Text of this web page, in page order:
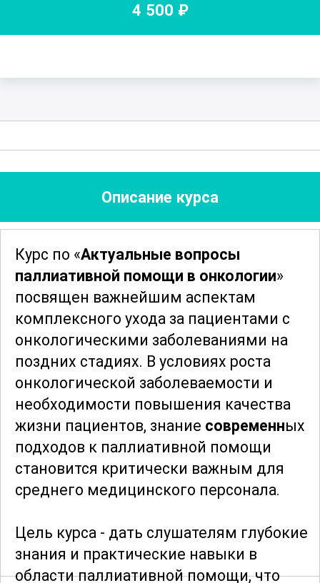
4 500 ₽
Описание курса
Курс по «Актуальные вопросы
паллиативной помощи в онкологии»
посвящен важнейшим аспектам
комплексного ухода за пациентами с
онкологическими заболеваниями на
поздних стадиях. В условиях роста
онкологической заболеваемости и
необходимости повышения качества
жизни пациентов, знание современных
подходов к паллиативной помощи
становится критически важным для
среднего медицинского персонала.
Цель курса - дать слушателям глубокие
знания и практические навыки в
области паллиативной помощи, что